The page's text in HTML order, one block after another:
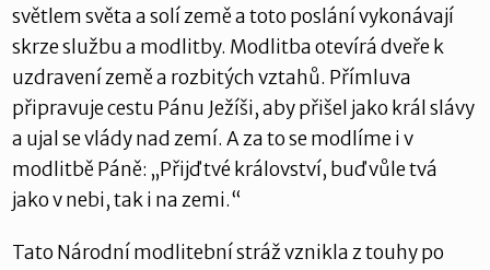
světlem světa a solí země a toto poslání vykonávají
skrze službu a modlitby. Modlitba otevírá dveře k
uzdravení země a rozbitých vztahů. Přímluva
připravuje cestu Pánu Ježíši, aby přišel jako král slávy
a ujal se vlády nad zemí. A za to se modlíme i v
modlitbě Páně: „Přijď tvé království, buď vůle tvá
jako v nebi, tak i na zemi.“
Tato Národní modlitební stráž vznikla z touhy po